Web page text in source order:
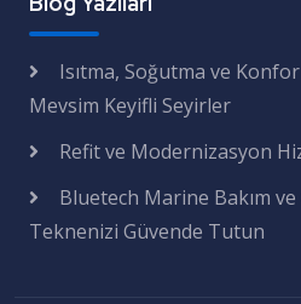
Isıtma, Soğutma ve
Mevsim Keyifli Seyirler
Refit ve Modernizasyon
Bluetech Marine Bakım
Teknenizi Güvende Tutun